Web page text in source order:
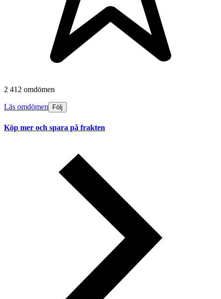
2 412 omdömen
Läs omdömen Följ
Köp mer och spara på frakten